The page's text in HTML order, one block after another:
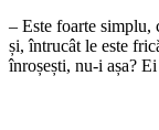
– Este foarte
și, întrucât le este
înroșești, nu-i așa?